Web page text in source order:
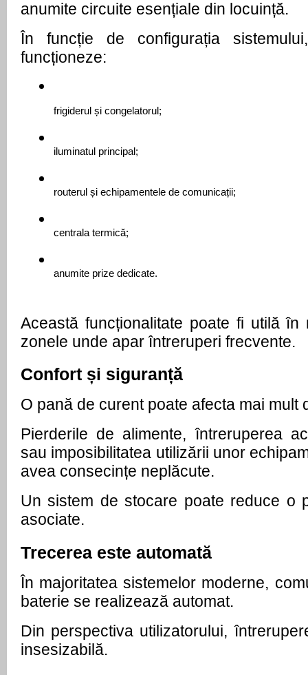
anumite circuite esențiale din locuință.
În funcție de configurația
funcționeze:
frigiderul și congelatorul;
iluminatul principal;
routerul și echipamentele de comunicații;
centrala termică;
anumite prize dedicate.
Această funcționalitate poate fi utilă în
zonele unde apar întreruperi frecvente.
Confort și siguranță
O pană de curent poate afecta mai mult
Pierderile de alimente, întreruperea
sau imposibilitatea utilizării unor
avea consecințe neplăcute.
Un sistem de stocare poate reduce o
asociate.
Trecerea este automată
În majoritatea sistemelor moderne,
baterie se realizează automat.
Din perspectiva utilizatorului,
insesizabilă.